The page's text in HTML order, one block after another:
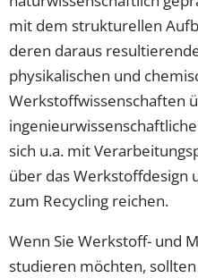
mit dem strukturellen
deren daraus
physikalischen und
Werkstoffwissenschaften
sich u.a. mit
über das Werkstoffdesign
zum Recycling reichen.
Wenn Sie Werkstoff- und
studieren möchten,